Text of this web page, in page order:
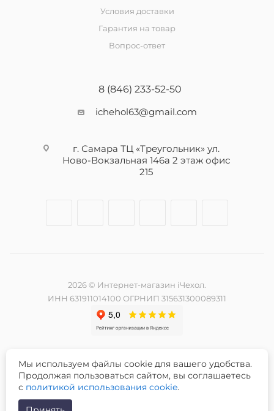
Условия доставки
Гарантия на товар
Вопрос-ответ
8 (846) 233-52-50
ichehol63@gmail.com
г. Самара ТЦ «Треугольник» ул.
Ново-Вокзальная 146а 2 этаж офис
215
2026 © Интернет-магазин iЧехол.
ИНН 631911014100 ОГРНИП 315631300089311
Разработка и продвижение сайта -
Мы используем файлы cookie для вашего удобства.
Продолжая пользоваться сайтом, вы соглашаетесь
с политикой использования cookie.